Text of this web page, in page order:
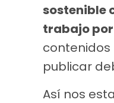
sostenible
trabajo
publicar
Así nos